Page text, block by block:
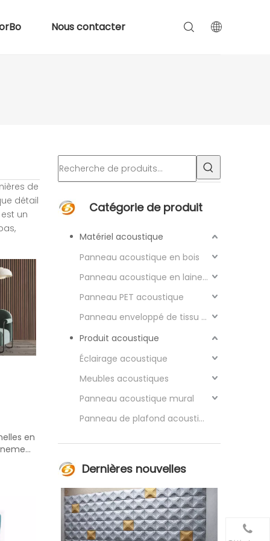
Nous contacter
de
détail
est un
en
Catégorie de produit
Matériel acoustique
Panneau acoustique en bois
Panneau acoustique en laine de bois
Panneau PET acoustique
Panneau enveloppé de tissu acoustique
Produit acoustique
Éclairage acoustique
Meubles acoustiques
Panneau acoustique mural
Panneau de plafond acoustique
Dernières nouvelles